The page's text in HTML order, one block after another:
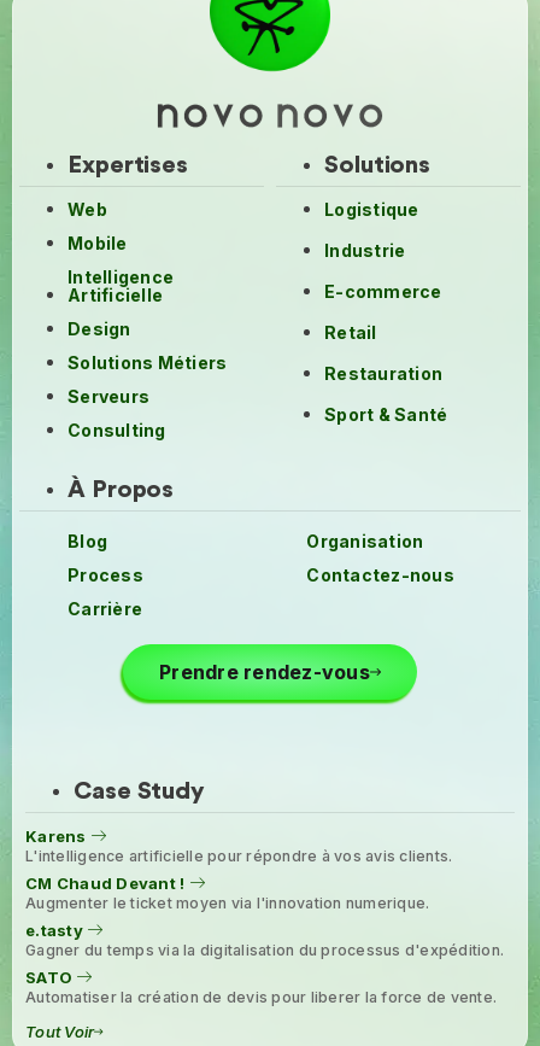
Expertises
Web
Mobile
Intelligence
Artificielle
Design
Solutions Métiers
Serveurs
Consulting
Solutions
Logistique
Industrie
E-commerce
Retail
Restauration
Sport & Santé
À Propos
Blog
Organisation
Process
Contactez-nous
Carrière
Prendre rendez-vous
Case Study
Karens
L'intelligence artificielle pour répondre à vos avis clients.
CM Chaud Devant !
Augmenter le ticket moyen via l'innovation numerique.
e.tasty
Gagner du temps via la digitalisation du processus d'expédition.
SATO
Automatiser la création de devis pour liberer la force de vente.
Tout Voir